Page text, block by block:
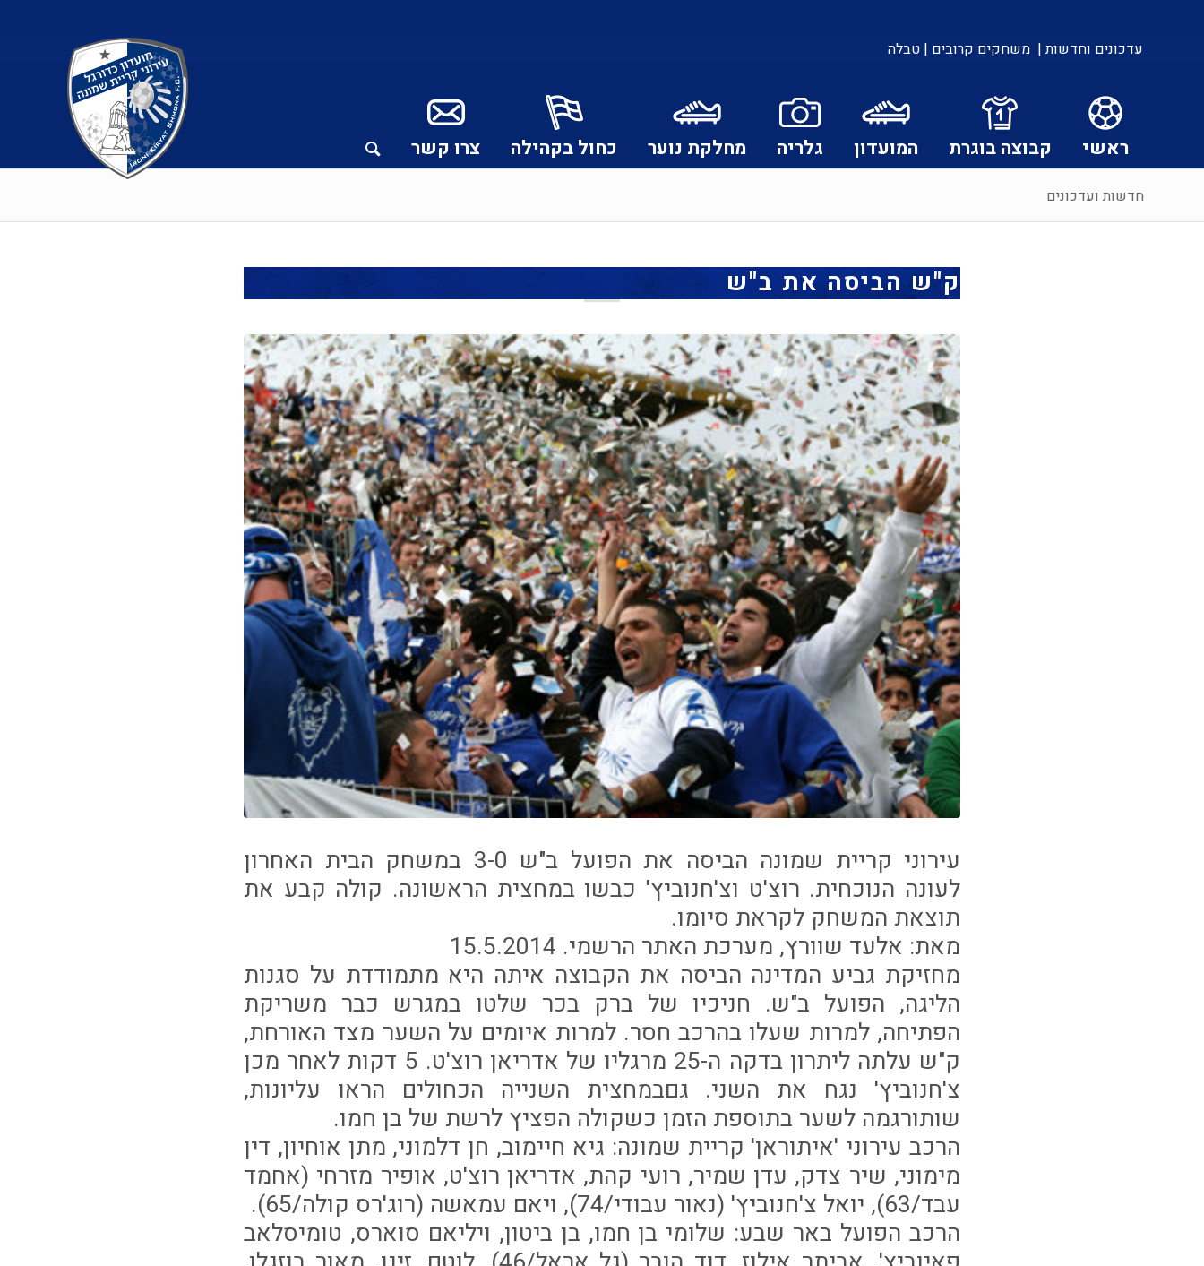
עדכונים וחדשות | משחקים קרובים | טבלה
ראשי קבוצה בוגרת המועדון גלריה מחלקת נוער כחול בקהילה צרו קשר
חדשות ועדכונים
ק"ש הביסה את ב"ש
עירוני קריית שמונה הביסה את הפועל ב"ש 3-0 במשחק הבית האחרון
לעונה הנוכחית. רוצ'ט וצ'חנוביץ' כבשו במחצית הראשונה. קולה קבע את
תוצאת המשחק לקראת סיומו.
מאת: אלעד שוורץ, מערכת האתר הרשמי. 15.5.2014
מחזיקת גביע המדינה הביסה את הקבוצה איתה היא מתמודדת על סגנות
הליגה, הפועל ב"ש. חניכיו של ברק בכר שלטו במגרש כבר משריקת
הפתיחה, למרות שעלו בהרכב חסר. למרות איומים על השער מצד האורחת,
ק"ש עלתה ליתרון בדקה ה-25 מרגליו של אדריאן רוצ'ט. 5 דקות לאחר מכן
צ'חנוביץ' נגח את השני. גםבמחצית השנייה הכחולים הראו עליונות,
שותורגמה לשער בתוספת הזמן כשקולה הפציץ לרשת של בן חמו.
הרכב עירוני 'איתוראן' קריית שמונה: גיא חיימוב, חן דלמוני, מתן אוחיון, דין
מימוני, שיר צדק, עדן שמיר, רועי קהת, אדריאן רוצ'ט, אופיר מזרחי (אחמד
עבד/63), יואל צ'חנוביץ' (נאור עבודי/74), ויאם עמאשה (רוג'רס קולה/65).
הרכב הפועל באר שבע: שלומי בן חמו, בן ביטון, ויליאם סוארס, טומיסלאב